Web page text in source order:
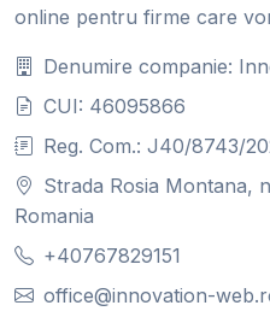
online pentru firme care
Denumire companie:
CUI: 46095866
Reg. Com.: J40/8743/
Strada Rosia Montana,
Romania
+40767829151
office@innovation-